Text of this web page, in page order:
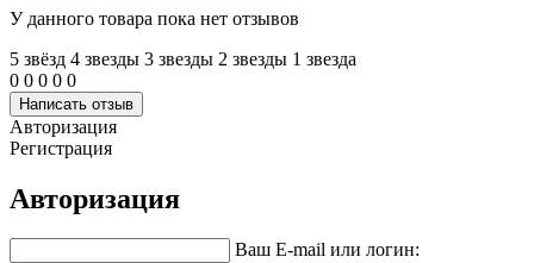
У данного товара пока нет отзывов
5 звёзд 4 звeзды 3 звeзды 2 звeзды 1 звeзда
0 0 0 0 0
Написать отзыв
Авторизация
Регистрация
Авторизация
Ваш E-mail или логин: